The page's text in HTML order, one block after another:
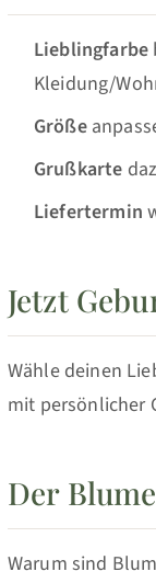
Lieblingfarbe
Kleidung/
Größe
Grußkarte
Liefertermin
Jetzt
Wähle deinen
mit persönlicher
Der
Warum sind